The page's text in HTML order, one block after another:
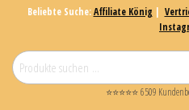
Beliebte Suche:Affiliate König |
⭐⭐⭐⭐⭐ 6509